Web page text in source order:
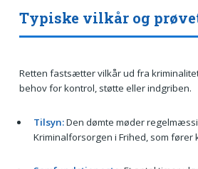
Typiske vilkår og
Retten fastsætter vilkår ud fra
behov for kontrol, støtte eller indgriben.
Tilsyn:Den dømte møder
Kriminalforsorgen i Frihed, som fører